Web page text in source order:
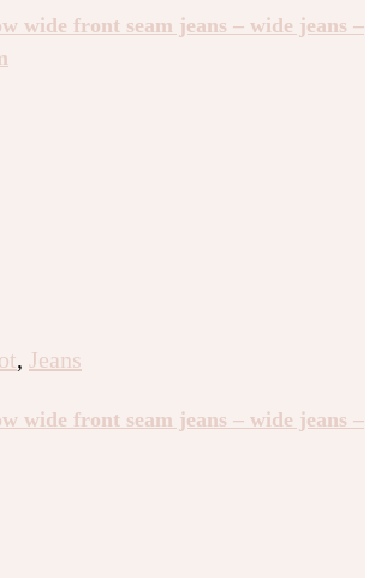
wide front seam jeans – wide jeans –
, Jeans
wide front seam jeans – wide jeans –